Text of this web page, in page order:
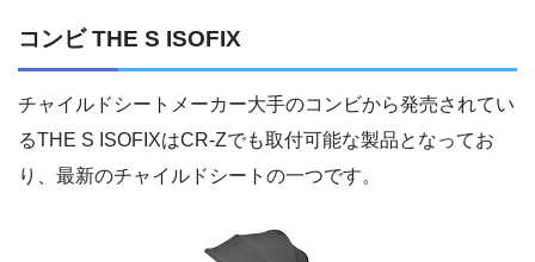
コンビ THE S ISOFIX
チャイルドシートメーカー大手のコンビから発売されてい
るTHE S ISOFIXはCR-Zでも取付可能な製品となってお
り、最新のチャイルドシートの一つです。